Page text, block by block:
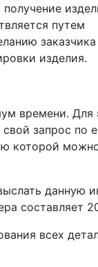
путем
заказчика
изделия.
времени. Для
свой запрос по
которой
данную
составляет
всех